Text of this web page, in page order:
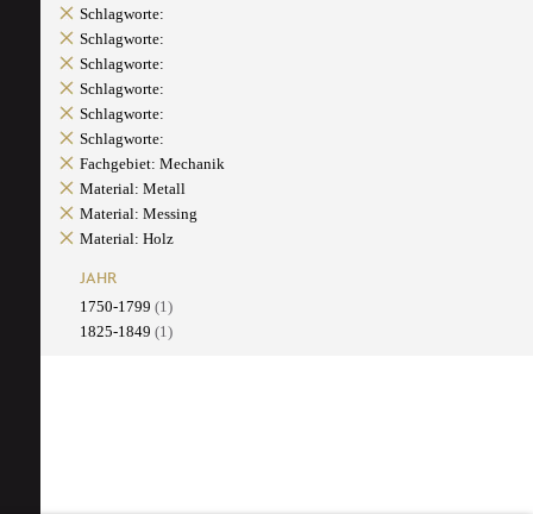
Schlagworte:
Schlagworte:
Schlagworte:
Schlagworte:
Schlagworte:
Schlagworte:
Fachgebiet: Mechanik
Material: Metall
Material: Messing
Material: Holz
JAHR
1750-1799 (1)
1825-1849 (1)